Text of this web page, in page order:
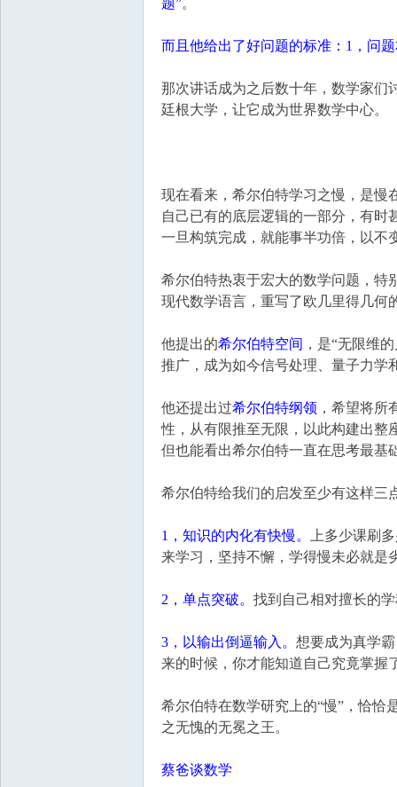
题”。
而且他给出了好问题的标准：1，问
那次讲话成为之后数十年，数学家们
廷根大学，让它成为世界数学中心。
现在看来，希尔伯特学习之慢，是慢
自己已有的底层逻辑的一部分，有
一旦构筑完成，就能事半功倍，以不
希尔伯特热衷于宏大的数学问题，特
现代数学语言，重写了欧几里得几何
他提出的希尔伯特空间 ，是“无限维
推广，成为如今信号处理、量子力学
他还提出过希尔伯特纲领 ，希望将
性，从有限推至无限，以此构建出整
但也能看出希尔伯特一直在思考最基
希尔伯特给我们的启发至少有这样三
1，知识的内化有快慢。
上多少课刷
来学习，坚持不懈，学得慢未必就是
2，单点突破。 找到自己相对擅长的
3，以输出倒逼输入。 想要成为真学
来的时候，你才能知道自己究竟掌握
希尔伯特在数学研究上的“慢”，恰恰
之无愧的无冕之王。
蔡爸谈数学